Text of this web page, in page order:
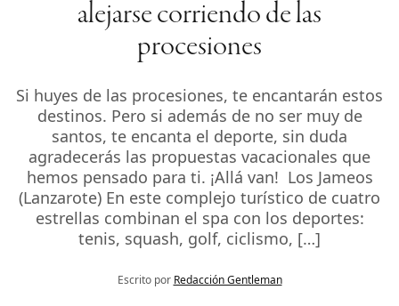
alejarse corriendo de las
procesiones
Si huyes de las procesiones, te encantarán estos
destinos. Pero si además de no ser muy de
santos, te encanta el deporte, sin duda
agradecerás las propuestas vacacionales que
hemos pensado para ti. ¡Allá van! Los Jameos
(Lanzarote) En este complejo turístico de cuatro
estrellas combinan el spa con los deportes:
tenis, squash, golf, ciclismo, […]
Escrito por Redacción Gentleman